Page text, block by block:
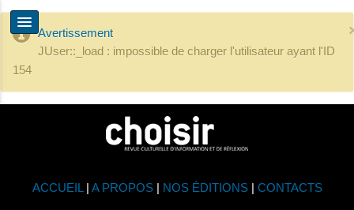
Avertissement
JUser::_load : impossible de charger l'utilisateur ayant l'ID
154
ACCUEIL | A PROPOS| NOS ÉDITIONS| CONTACTS